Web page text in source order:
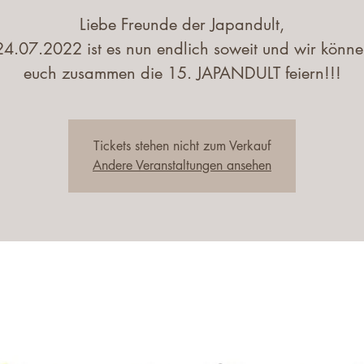
Liebe Freunde der Japandult,
ist es nun endlich soweit und wir
euch zusammen die 15. JAPANDULT feiern!!!
Tickets stehen nicht zum Verkauf
Andere Veranstaltungen ansehen